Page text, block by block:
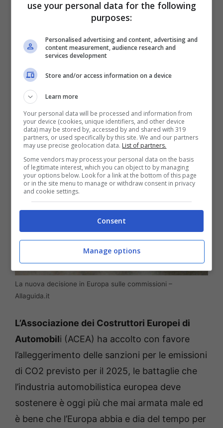
ossigeno per i costruttori, già alle prese con
confrontare non solo con i nuovi obiettivi in
termini di emissioni, ma anche con un
mercato globale che ha riformulato strategie
e regole con l’avvento di forti produttori
asiatici che sono partiti prima degli altri su
investimenti sostenibili.
La nuova decisione in Europa sulle commissioni –
Allaguida.it
L’Associazione dei Costruttori Europei di
Automobili (ACEA) ha accolto con favore
l’alleggerimento delle sanzioni per le emissioni
di CO2 previsto per il 2025, le battaglie che
l’industria automobilistica europea deve
sostenere è oggi più che mai armata male ed
è bene che l’Europa abbia e dia del tempo per
use your personal data for the following
purposes:
Personalised advertising and content, advertising and
content measurement, audience research and
services development
Store and/or access information on a device
Learn more
Your personal data will be processed and information from
your device (cookies, unique identifiers, and other device
data) may be stored by, accessed by and shared with 319
partners, or used specifically by this site. We and our partners
may use precise geolocation data. List of partners.
Some vendors may process your personal data on the basis
of legitimate interest, which you can object to by managing
your options below. Look for a link at the bottom of this page
or in the site menu to manage or withdraw consent in privacy
and cookie settings.
Consent
Manage options